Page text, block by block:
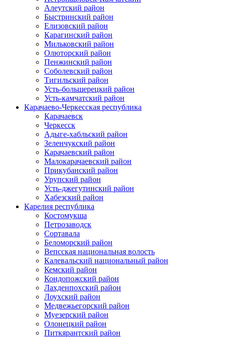
Алеутский район
Быстринский район
Елизовский район
Карагинский район
Мильковский район
Олюторский район
Пенжинский район
Соболевский район
Тигильский район
Усть-большерецкий район
Усть-камчатский район
Карачаево-Черкесская республика
Карачаевск
Черкесск
Адыге-хабльский район
Зеленчукский район
Карачаевский район
Малокарачаевский район
Прикубанский район
Урупский район
Усть-джегутинский район
Хабезский район
Карелия республика
Костомукша
Петрозаводск
Сортавала
Беломорский район
Вепсская национальная волость
Калевальский национальный район
Кемский район
Кондопожский район
Лахденпохский район
Лоухский район
Медвежьегорский район
Муезерский район
Олонецкий район
Питкярантский район